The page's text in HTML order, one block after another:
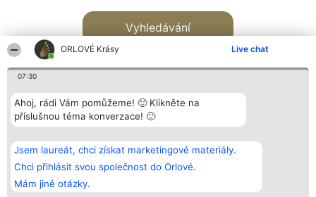
ORLOVÉ Krásy Live chat
07:30
Ahoj, rádi Vám pomůžeme! 🙂 Klikněte na
příslušnou téma konverzace! 🙂
Jsem laureát, chci získat marketingové materiály.
Chci přihlásit svou společnost do Orlové.
Mám jiné otázky.
Vyhledávání
Bright Side Solutions sp. z o.
o. sp. k.
ul. Ruska 22
Wrocław 50-079
KRS 0000749100 | Regon
381313360 | NIP 8943132676
Vítězové
Seznam všech
laureátů
Zásady
Zásady
Kontakt